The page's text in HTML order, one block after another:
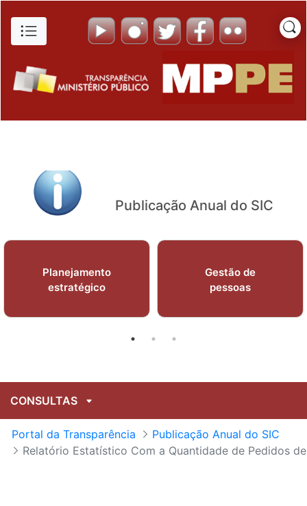
Relatório Estatístico Com a
Publicação Anual do SIC
Planejamento
estratégico
Gestão de
pessoas
CONSULTAS
Portal da Transparência
Publicação Anual do SIC
Relatório Estatístico Com a Quantidade de Pedidos